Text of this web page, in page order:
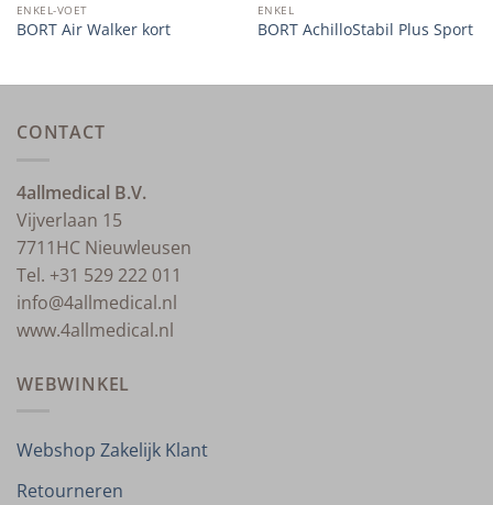
ENKEL-VOET
BORT Air Walker kort
ENKEL
BORT AchilloStabil Plus Sport
CONTACT
4allmedical B.V.
Vijverlaan 15
7711HC Nieuwleusen
Tel. +31 529 222 011
info@4allmedical.nl
www.4allmedical.nl
WEBWINKEL
Webshop Zakelijk Klant
Retourneren